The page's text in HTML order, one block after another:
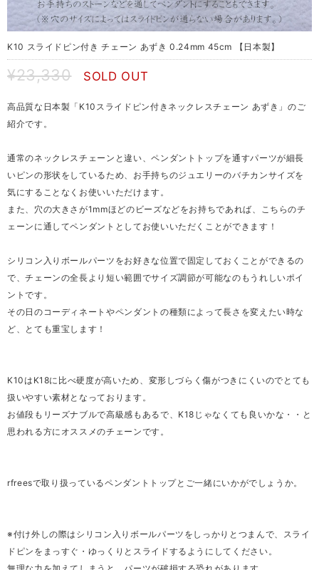
K10 スライドピン付き チェーン あずき 0.24mm 45cm 【日本製】
¥23,330 SOLD OUT
高品質な日本製「K10スライドピン付きネックレスチェーン あずき」のご
紹介です。
通常のネックレスチェーンと違い、ペンダントトップを通すパーツが細長
いピンの形状をしているため、お手持ちのジュエリーのバチカンサイズを
気にすることなくお使いいただけます。
また、穴の大きさが1mmほどのビーズなどをお持ちであれば、こちらのチ
ェーンに通してペンダントとしてお使いいただくことができます！
シリコン入りボールパーツをお好きな位置で固定しておくことができるの
で、チェーンの全長より短い範囲でサイズ調節が可能なのもうれしいポイ
ントです。
その日のコーディネートやペンダントの種類によって長さを変えたい時な
ど、とても重宝します！
K10はK18に比べ硬度が高いため、変形しづらく傷がつきにくいのでとても
扱いやすい素材となっております。
お値段もリーズナブルで高級感もあるで、K18じゃなくても良いかな・・と
思われる方にオススメのチェーンです。
rfreesで取り扱っているペンダントトップとご一緒にいかがでしょうか。
※付け外しの際はシリコン入りボールパーツをしっかりとつまんで、スライ
ドピンをまっすぐ・ゆっくりとスライドするようにしてください。